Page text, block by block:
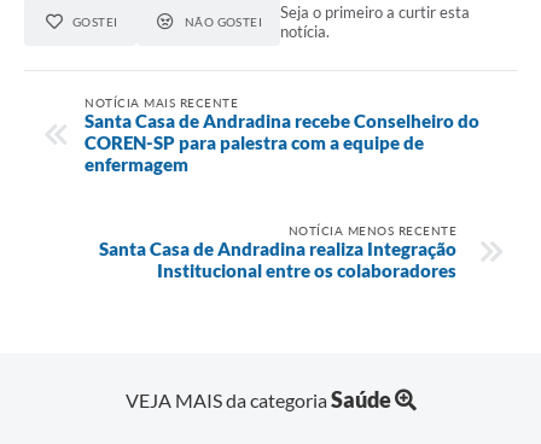
GOSTEI NÃO GOSTEI
Seja o primeiro a curtir esta
notícia.
NOTÍCIA MAIS RECENTE
Santa Casa de Andradina recebe Conselheiro do
COREN-SP para palestra com a equipe de
enfermagem
NOTÍCIA MENOS RECENTE
Santa Casa de Andradina realiza Integração
Institucional entre os colaboradores
VEJA MAIS da categoriaSaúde